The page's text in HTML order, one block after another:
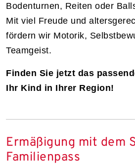
Bodenturnen, Reiten oder
Mit viel Freude und
fördern wir Motorik,
Teamgeist.
Finden Sie jetzt das
Ihr Kind in Ihrer Region!
Ermäßigung mit dem
Familienpass